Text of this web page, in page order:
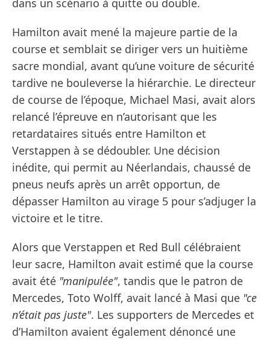
dans un scénario à quitte ou double.
Hamilton avait mené la majeure partie de la
course et semblait se diriger vers un huitième
sacre mondial, avant qu’une voiture de sécurité
tardive ne bouleverse la hiérarchie. Le directeur
de course de l’époque, Michael Masi, avait alors
relancé l’épreuve en n’autorisant que les
retardataires situés entre Hamilton et
Verstappen à se dédoubler. Une décision
inédite, qui permit au Néerlandais, chaussé de
pneus neufs après un arrêt opportun, de
dépasser Hamilton au virage 5 pour s’adjuger la
victoire et le titre.
Alors que Verstappen et Red Bull célébraient
leur sacre, Hamilton avait estimé que la course
avait été "manipulée", tandis que le patron de
Mercedes, Toto Wolff, avait lancé à Masi que "ce
n’était pas juste". Les supporters de Mercedes et
d’Hamilton avaient également dénoncé une